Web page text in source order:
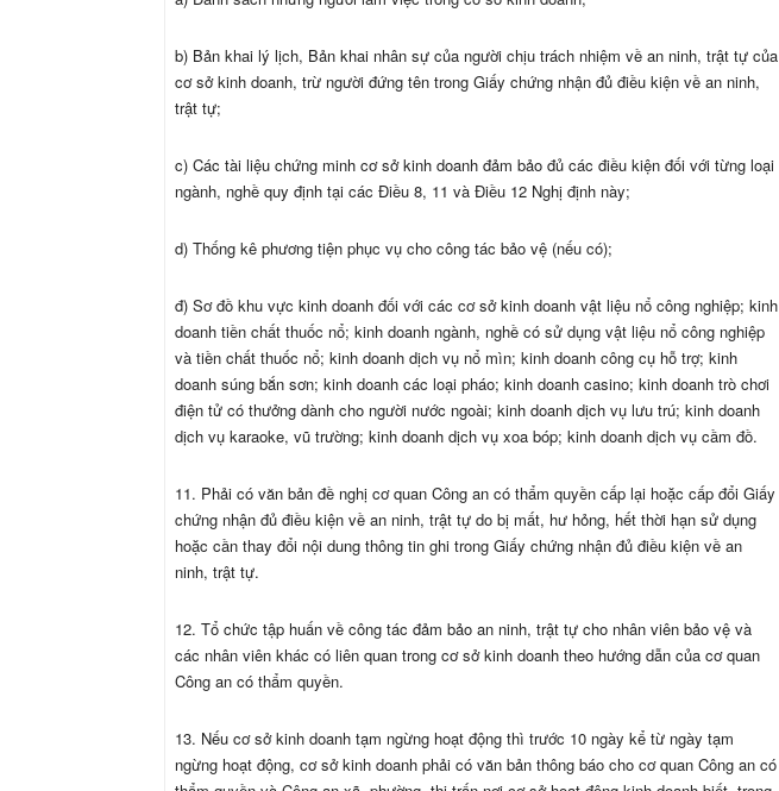
b) Bản khai lý lịch, Bản khai nhân sự của người chịu trách nhiệm về an ninh, trật tự của
cơ sở kinh doanh, trừ người đứng tên trong Giấy chứng nhận đủ điều kiện về an ninh,
trật tự;
c) Các tài liệu chứng minh cơ sở kinh doanh đảm bảo đủ các điều kiện đối với từng loại
ngành, nghề quy định tại các Điều 8, 11 và Điều 12 Nghị định này;
d) Thống kê phương tiện phục vụ cho công tác bảo vệ (nếu có);
đ) Sơ đồ khu vực kinh doanh đối với các cơ sở kinh doanh vật liệu nổ công nghiệp; kinh
doanh tiền chất thuốc nổ; kinh doanh ngành, nghề có sử dụng vật liệu nổ công nghiệp
và tiền chất thuốc nổ; kinh doanh dịch vụ nổ mìn; kinh doanh công cụ hỗ trợ; kinh
doanh súng bắn sơn; kinh doanh các loại pháo; kinh doanh casino; kinh doanh trò chơi
điện tử có thưởng dành cho người nước ngoài; kinh doanh dịch vụ lưu trú; kinh doanh
dịch vụ karaoke, vũ trường; kinh doanh dịch vụ xoa bóp; kinh doanh dịch vụ cầm đồ.
11. Phải có văn bản đề nghị cơ quan Công an có thẩm quyền cấp lại hoặc cấp đổi Giấy
chứng nhận đủ điều kiện về an ninh, trật tự do bị mất, hư hỏng, hết thời hạn sử dụng
hoặc cần thay đổi nội dung thông tin ghi trong Giấy chứng nhận đủ điều kiện về an
ninh, trật tự.
12. Tổ chức tập huấn về công tác đảm bảo an ninh, trật tự cho nhân viên bảo vệ và
các nhân viên khác có liên quan trong cơ sở kinh doanh theo hướng dẫn của cơ quan
Công an có thẩm quyền.
13. Nếu cơ sở kinh doanh tạm ngừng hoạt động thì trước 10 ngày kể từ ngày tạm
ngừng hoạt động, cơ sở kinh doanh phải có văn bản thông báo cho cơ quan Công an có